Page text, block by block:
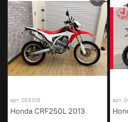
арт. 055318
Honda CRF250L 2013
арт.